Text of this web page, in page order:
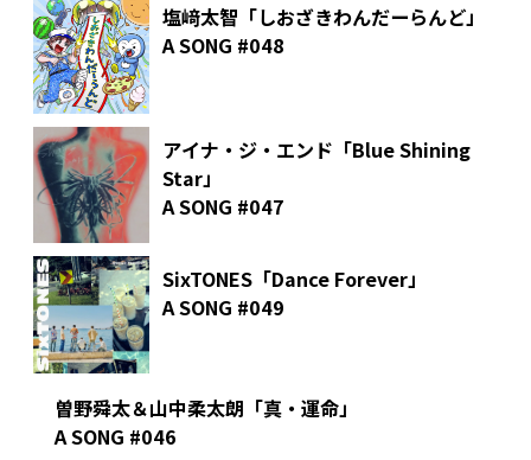
塩﨑太智「しおざきわんだーらんど」
A SONG #048
アイナ・ジ・エンド「Blue Shining
Star」
A SONG #047
SixTONES「Dance Forever」
A SONG #049
曽野舜太＆山中柔太朗「真・運命」
A SONG #046